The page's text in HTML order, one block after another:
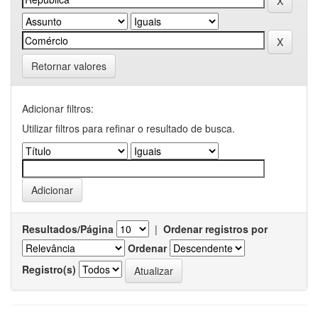
Retornar valores
Adicionar filtros:
Utilizar filtros para refinar o resultado de busca.
Resultados/Página | Ordenar registros por
Ordenar
Registro(s)